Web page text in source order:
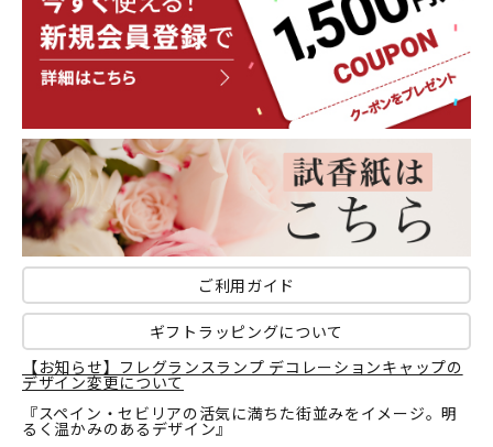
ご利用ガイド
ギフトラッピングについて
【お知らせ】フレグランスランプ デコレーションキャップの
デザイン変更について
『スペイン・セビリアの活気に満ちた街並みをイメージ。明
るく温かみのあるデザイン』